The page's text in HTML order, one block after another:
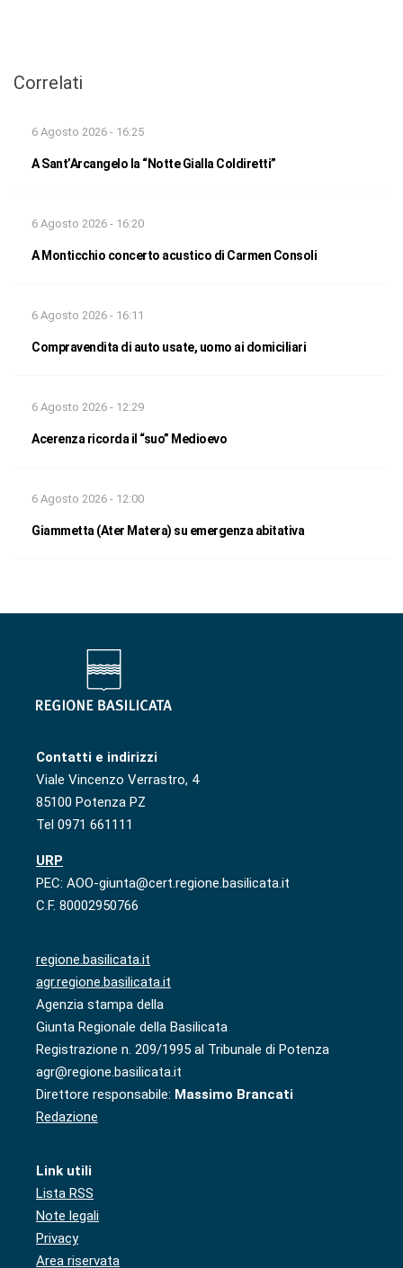
Correlati
6 Agosto 2026 - 16:25
A Sant’Arcangelo la “Notte Gialla Coldiretti”
6 Agosto 2026 - 16:20
A Monticchio concerto acustico di Carmen Consoli
6 Agosto 2026 - 16:11
Compravendita di auto usate, uomo ai domiciliari
6 Agosto 2026 - 12:29
Acerenza ricorda il “suo” Medioevo
6 Agosto 2026 - 12:00
Giammetta (Ater Matera) su emergenza abitativa
Contatti e indirizzi
Viale Vincenzo Verrastro, 4
85100 Potenza PZ
Tel 0971 661111
URP
PEC: AOO-giunta@cert.regione.basilicata.it
C.F. 80002950766
regione.basilicata.it
agr.regione.basilicata.it
Agenzia stampa della
Giunta Regionale della Basilicata
Registrazione n. 209/1995 al Tribunale di Potenza
agr@regione.basilicata.it
Direttore responsabile: Massimo Brancati
Redazione
Link utili
Lista RSS
Note legali
Privacy
Area riservata